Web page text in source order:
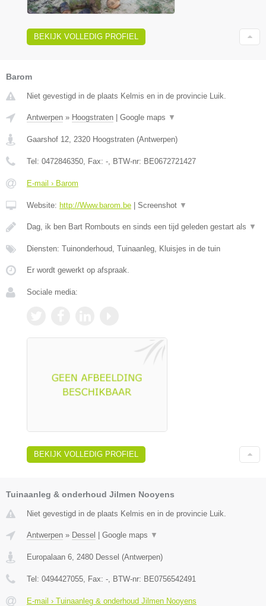
BEKIJK VOLLEDIG PROFIEL
Barom
Niet gevestigd in de plaats Kelmis en in de provincie Luik.
Antwerpen » Hoogstraten Google maps ▼
Gaarshof 12 2320 Hoogstraten (Antwerpen)
Tel: 0472846350 , Fax: - , BTW-nr: BE0672721427
E-mail › Barom
Website: http://Www.barom.be Screenshot ▼
Dag, ik ben Bart Rombouts en sinds een tijd geleden gestart als ▼
Diensten: Tuinonderhoud, Tuinaanleg, Kluisjes in de tuin
Er wordt gewerkt op afspraak.
Sociale media:
BEKIJK VOLLEDIG PROFIEL
Tuinaanleg & onderhoud Jilmen Nooyens
Niet gevestigd in de plaats Kelmis en in de provincie Luik.
Antwerpen » Dessel | Google maps ▼
Europalaan 6 2480 Dessel (Antwerpen)
Tel: 0494427055 , Fax: - , BTW-nr: BE0756542491
E-mail › Tuinaanleg & onderhoud Jilmen Nooyens